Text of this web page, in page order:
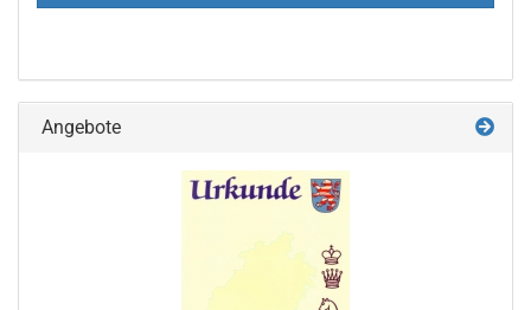
Angebote